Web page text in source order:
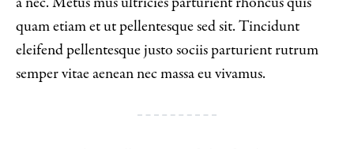
quam etiam et ut pellentesque sed sit. Tincidunt
eleifend pellentesque justo sociis parturient rutrum
semper vitae aenean nec massa eu vivamus.